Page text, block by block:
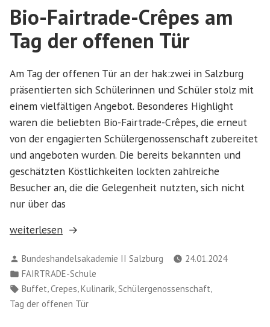
Weihnachtsdesign“
Bio-Fairtrade-Crêpes am
Tag der offenen Tür
Am Tag der offenen Tür an der hak:zwei in Salzburg
präsentierten sich Schülerinnen und Schüler stolz mit
einem vielfältigen Angebot. Besonderes Highlight
waren die beliebten Bio-Fairtrade-Crêpes, die erneut
von der engagierten Schülergenossenschaft zubereitet
und angeboten wurden. Die bereits bekannten und
geschätzten Köstlichkeiten lockten zahlreiche
Besucher an, die die Gelegenheit nutzten, sich nicht
nur über das
„Bio-
Crêpes
am
Tag
der
weiterlesen
Verfasst
von
Bundeshandelsakademie II Salzburg
24.01.2024
Veröffentlicht
in
FAIRTRADE-Schule
Schlagwörter:
Buffet,Crepes,Kulinarik,Schülergenossenschaft,
Tag der offenen Tür